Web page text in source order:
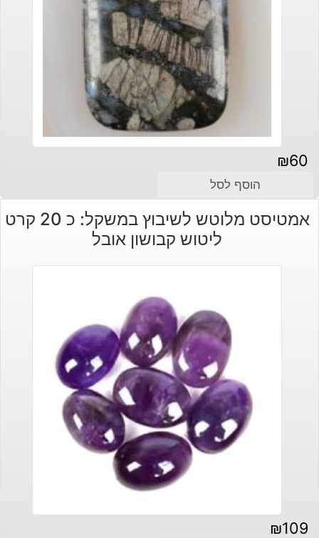
₪60
הוסף לסל
אמטיסט מלוטש לשיבוץ במשקל: כ 20 קרט
ליטוש קבושון אובל
₪109